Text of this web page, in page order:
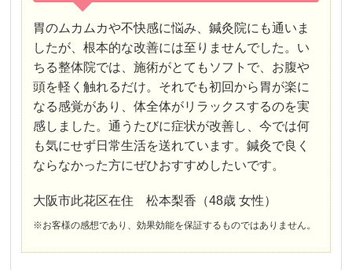
胃のムカムカや不快感に悩み、鍼灸院にも通いま
したが、根本的な改善には至りませんでした。い
ちる整体院では、施術がとてもソフトで、お腹や
頭を軽く触れるだけ。それでも初回から胃が楽に
なる感覚があり、体全体がリラックスするのを実
感しました。通うたびに症状が改善し、今では何
も気にせず日常生活を送れています。鍼灸で良く
ならなかった方にぜひおすすめしたいです。
大阪市此花区在住 松本梨香（48歳 女性）
※お客様の感想であり、効果効能を保証するものではありません。